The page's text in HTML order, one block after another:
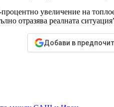
увеличение на
отразява реалната
Добави в